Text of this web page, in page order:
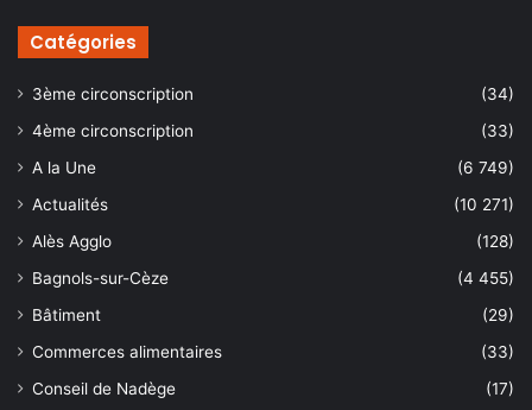
Catégories
3ème circonscription
(34)
4ème circonscription
(33)
A la Une
(6 749)
Actualités
(10 271)
Alès Agglo
(128)
Bagnols-sur-Cèze
(4 455)
Bâtiment
(29)
Commerces alimentaires
(33)
Conseil de Nadège
(17)